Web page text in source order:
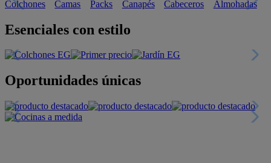
Esenciales con estilo
Oportunidades únicas